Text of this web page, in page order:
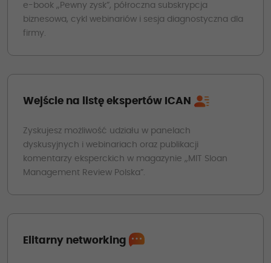
e-book „Pewny zysk”, półroczna subskrypcja
biznesowa, cykl webinariów i sesja diagnostyczna dla
firmy.
Wejście na listę ekspertów ICAN
Zyskujesz możliwość udziału w panelach
dyskusyjnych i webinariach oraz publikacji
komentarzy eksperckich w magazynie „MIT Sloan
Management Review Polska”.
Elitarny networking